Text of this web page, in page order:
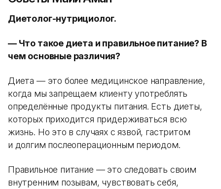
Диетолог-нутрициолог.
— Что такое диета и правильное питание? В
чем основные различия?
Диета — это более медицинское направление,
когда мы запрещаем клиенту употреблять
определённые продукты питания. Есть диеты,
которых приходится придерживаться всю
жизнь. Но это в случаях с язвой, гастритом
и долгим послеоперационным периодом.
Правильное питание — это следовать своим
внутренним позывам, чувствовать себя,